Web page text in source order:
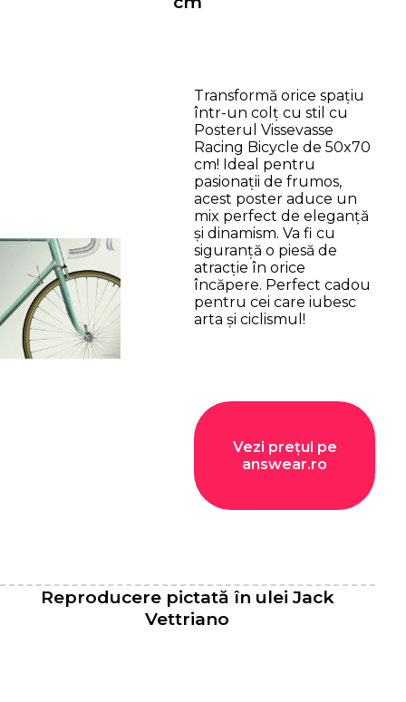
Transformă orice spațiu
într-un colț cu stil cu
Posterul Vissevasse
Racing Bicycle de 50x70
cm! Ideal pentru
pasionații de frumos,
acest poster aduce un
mix perfect de eleganță
și dinamism. Va fi cu
siguranță o piesă de
atracție în orice
încăpere. Perfect cadou
pentru cei care iubesc
arta și ciclismul!
Vezi prețul pe
answear.ro
Reproducere pictată în ulei Jack
Vettriano